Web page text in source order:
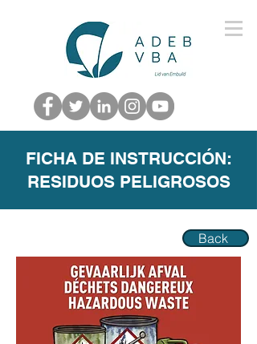
FICHA DE INSTRUCCIÓN:
RESIDUOS PELIGROSOS
Back